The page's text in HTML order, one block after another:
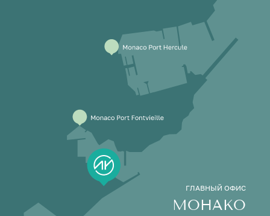
ГЛАВНЫЙ ОФИС
МОНАКО